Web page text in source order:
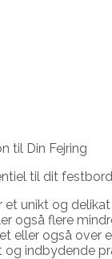
til Din Fejring
til dit
unikt og
også flere
eller også over
og indbydende